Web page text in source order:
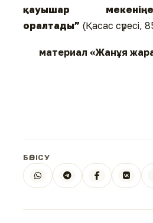
қауышар
оралтады” (Қасас сүресі,
материал «Жанұя
БӨЛІСУ